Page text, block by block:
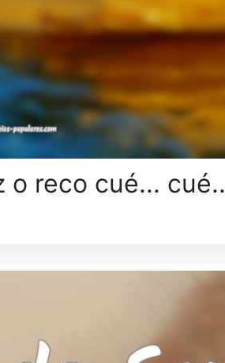
o reco cué... cué..